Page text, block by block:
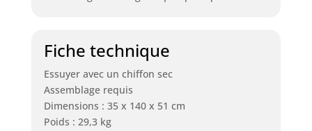
Fiche technique
Essuyer avec un chiffon sec
Assemblage requis
Dimensions : 35 x 140 x 51 cm
Poids : 29,3 kg